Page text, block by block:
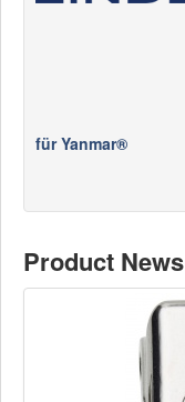
für Yanmar®
Product News